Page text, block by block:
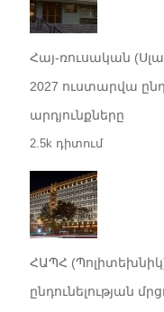
Հայ-ռուսական
2027 ուստարվա
արդյունքները
2.5k դիտում
ՀԱՊՀ
ընդունելության